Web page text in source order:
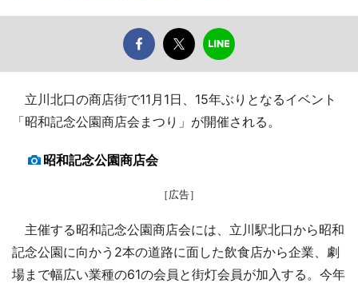
立川北口の商店街で11月1日、15年ぶりとなるイベント
「昭和記念公園商店会まつり」が開催される。
昭和記念公園商店会
［広告］
主催する昭和記念公園商店会には、立川駅北口から昭和
記念公園に向かう2本の道路に面した飲食店から企業、劇
場まで幅広い業種の61の会員と街灯会員が加入する。今年